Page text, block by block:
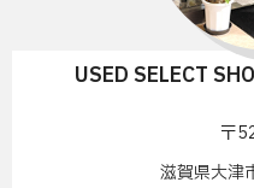
USED SELECT
〒
滋賀県大津